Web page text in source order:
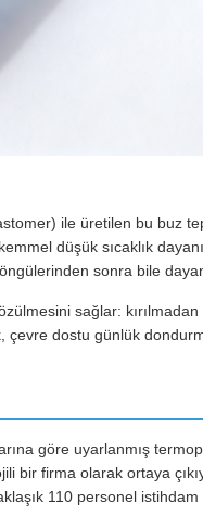
ile üretilen bu buz
düşük sıcaklık
sonra bile
sağlar:
dostu günlük
göre uyarlanmış
bir firma olarak ortaya
110 personel istihdam